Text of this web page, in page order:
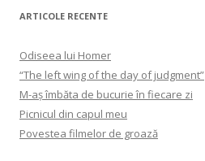
ARTICOLE RECENTE
Odiseea lui Homer
“The left wing of the day of judgment”
M-aș îmbăta de bucurie în fiecare zi
Picnicul din capul meu
Povestea filmelor de groază